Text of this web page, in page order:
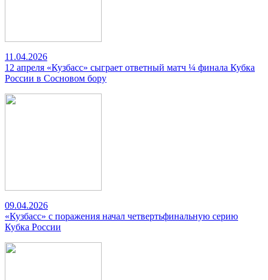
11.04.2026
12 апреля «Кузбасс» сыграет ответный матч ¼ финала Кубка
России в Сосновом бору
09.04.2026
«Кузбасс» с поражения начал четвертьфинальную серию
Кубка России